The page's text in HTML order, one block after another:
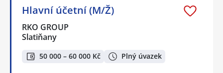
Hlavní účetní (M/Ž)
RKO GROUP
Slatiňany
50 000 – 60 000 Kč Plný úvazek